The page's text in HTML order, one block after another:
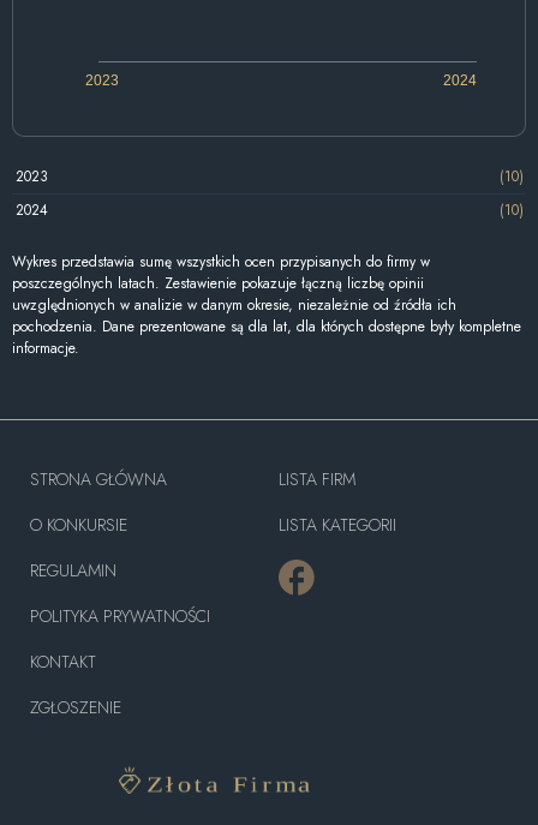
2023 2024
2023
(10)
2024
(10)
Wykres przedstawia sumę wszystkich ocen przypisanych do firmy w
poszczególnych latach. Zestawienie pokazuje łączną liczbę opinii
uwzględnionych w analizie w danym okresie, niezależnie od źródła ich
pochodzenia. Dane prezentowane są dla lat, dla których dostępne były kompletne
informacje.
STRONA GŁÓWNA
O KONKURSIE
REGULAMIN
POLITYKA PRYWATNOŚCI
KONTAKT
ZGŁOSZENIE
LISTA FIRM
LISTA KATEGORII